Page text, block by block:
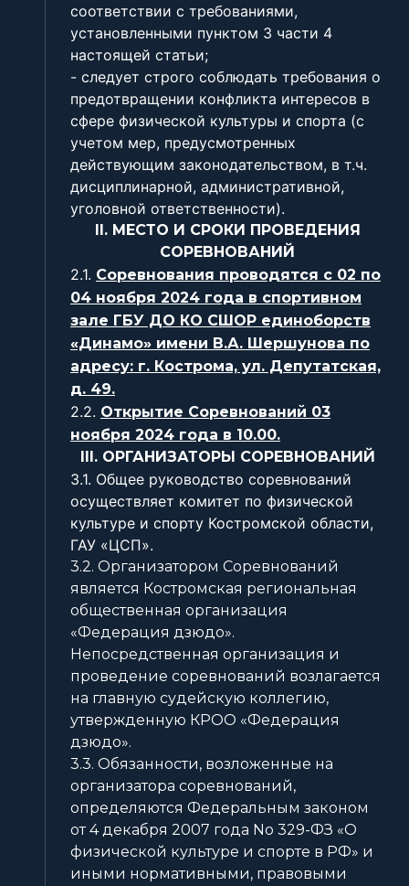
соответствии с требованиями,
установленными пунктом 3 части 4
настоящей статьи;
- следует строго соблюдать требования о
предотвращении конфликта интересов в
сфере физической культуры и спорта (с
учетом мер, предусмотренных
действующим законодательством, в т.ч.
дисциплинарной, административной,
уголовной ответственности).
II. МЕСТО И СРОКИ ПРОВЕДЕНИЯ
СОРЕВНОВАНИЙ
2.1. Соревнования проводятся с 02 по
04 ноября 2024 года в спортивном
зале ГБУ ДО КО СШОР единоборств
«Динамо» имени В.А. Шершунова по
адресу: г. Кострома, ул. Депутатская,
д. 49.
2.2. Открытие Соревнований 03
ноября 2024 года в 10.00.
III. ОРГАНИЗАТОРЫ СОРЕВНОВАНИЙ
3.1. Общее руководство соревнований
осуществляет комитет по физической
культуре и спорту Костромской области,
ГАУ «ЦСП».
3.2. Организатором Соревнований
является Костромская региональная
общественная организация
«Федерация дзюдо».
Непосредственная организация и
проведение соревнований возлагается
на главную судейскую коллегию,
утвержденную КРОО «Федерация
дзюдо».
3.3. Обязанности, возложенные на
организатора соревнований,
определяются Федеральным законом
от 4 декабря 2007 года No 329-ФЗ «О
физической культуре и спорте в РФ» и
иными нормативными, правовыми